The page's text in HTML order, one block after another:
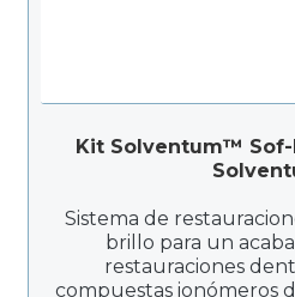
Kit Solventum™
Sistema de
brillo para un
restauraciones
compuestas ionómeros